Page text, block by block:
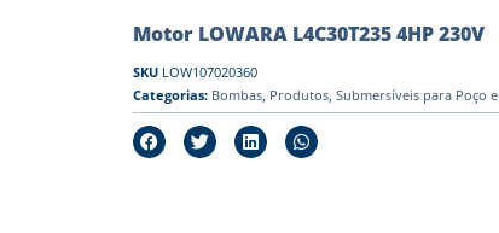
Motor LOWARA L4C30T235 4HP 230V
SKU LOW107020360
Categorias: Bombas, Produtos, Submersíveis para Poço